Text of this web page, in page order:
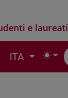
e laureati
ITA